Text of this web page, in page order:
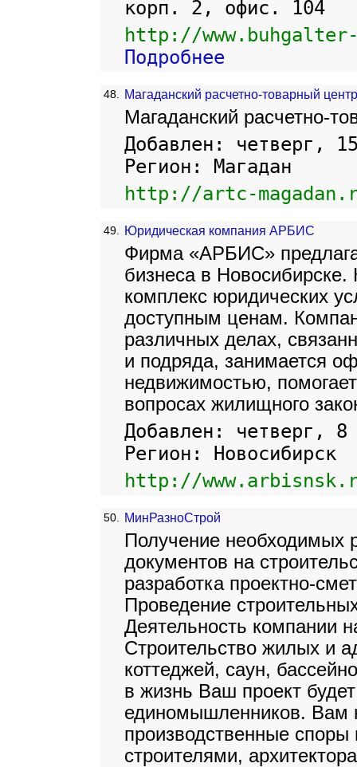
корп. 2, офис. 104
http://
Подробнее
48. Магаданский расчетно-товарный центр
Магаданский расчетно-
Добавлен: четверг,
Регион: Магадан
http://artc-
49. Юридическая компания АРБИС
Фирма «АРБИС»
бизнеса в Новосибирске.
комплекс юридических
доступным ценам.
различных делах,
и подряда, занимается
недвижимостью,
вопросах жилищного
Добавлен: четверг,
Регион: Новосибирск
http://
50. МинРазноСтрой
Получение необходимых
документов на
разработка проектно-
Проведение
Деятельность компании
Строительство жилых и
коттеджей, саун,
в жизнь Ваш проект
единомышленников. Вам
производственные
строителями,